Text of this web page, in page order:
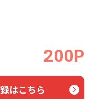
200P
はこちら